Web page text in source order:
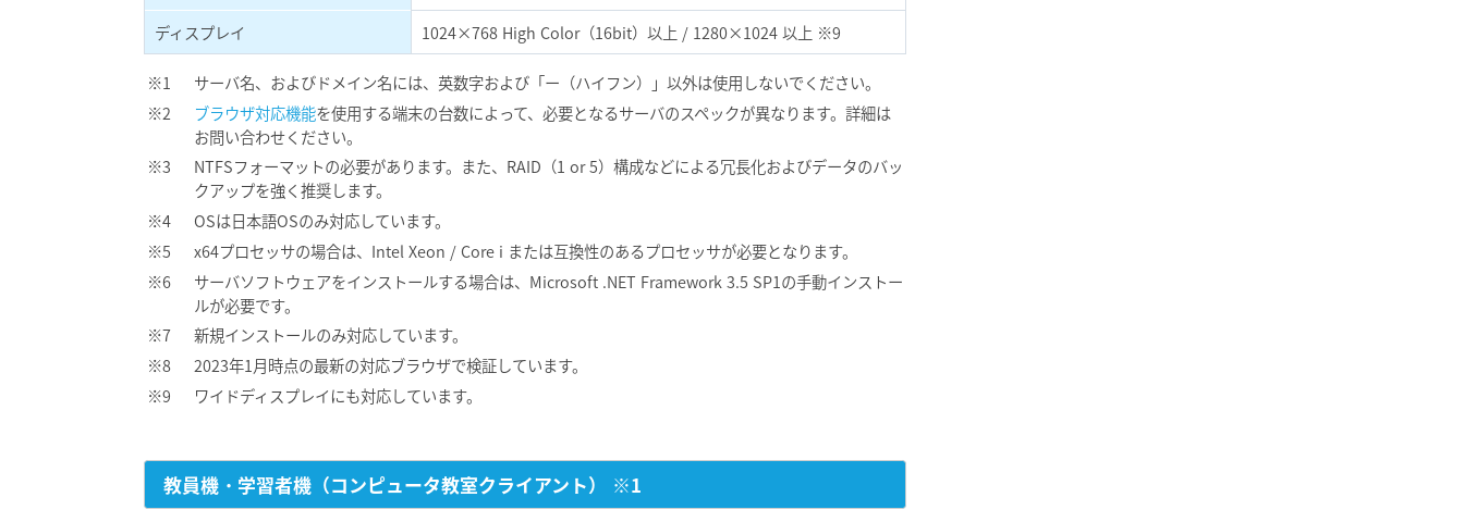
ディスプレイ
1024×768 High Color（16bit）以上 / 1280×1024 以上 ※9
サーバ名、およびドメイン名には、英数字および「ー（ハイフン）」以外は使用しないでください。
ブラウザ対応機能を使用する端末の台数によって、必要となるサーバのスペックが異なります。詳細は
お問い合わせください。
NTFSフォーマットの必要があります。また、RAID（1 or 5）構成などによる冗長化およびデータのバッ
クアップを強く推奨します。
OSは日本語OSのみ対応しています。
x64プロセッサの場合は、Intel Xeon / Core i または互換性のあるプロセッサが必要となります。
サーバソフトウェアをインストールする場合は、Microsoft .NET Framework 3.5 SP1の手動インストー
ルが必要です。
新規インストールのみ対応しています。
2023年1月時点の最新の対応ブラウザで検証しています。
ワイドディスプレイにも対応しています。
教員機・学習者機（コンピュータ教室クライアント） ※1